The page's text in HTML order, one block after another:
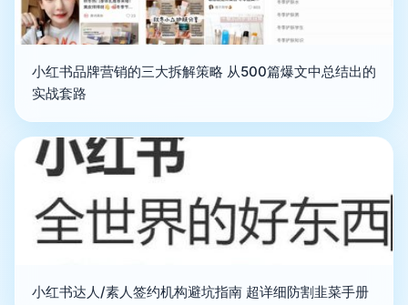
小红书品牌营销的三大拆解策略 从500篇爆文中总结出的
实战套路
小红书达人/素人签约机构避坑指南 超详细防割韭菜手册